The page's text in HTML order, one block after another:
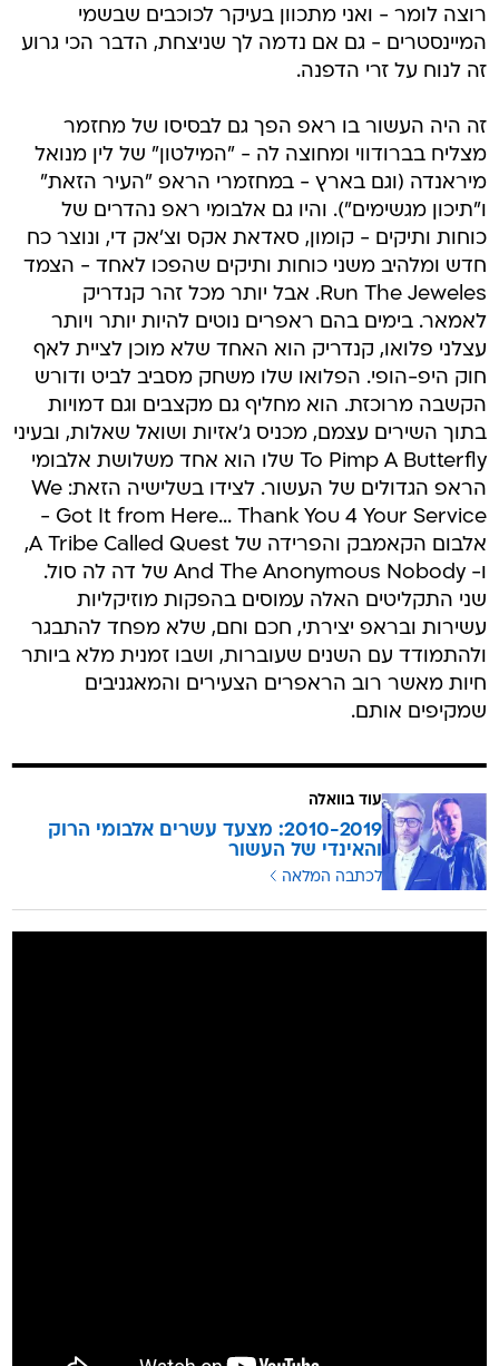
רוצה לומר - ואני מתכוון בעיקר לכוכבים שבשמי
המיינסטרים - גם אם נדמה לך שניצחת, הדבר הכי גרוע
זה לנוח על זרי הדפנה.
זה היה העשור בו ראפ הפך גם לבסיסו של מחזמר
מצליח בברודווי ומחוצה לה - "המילטון" של לין מנואל
מיראנדה (וגם בארץ - במחזמרי הראפ "העיר הזאת"
ו"תיכון מגשימים"). והיו גם אלבומי ראפ נהדרים של
כוחות ותיקים - קומון, סאדאת אקס וצ'אק די, ונוצר כח
חדש ומלהיב משני כוחות ותיקים שהפכו לאחד - הצמד
Run The Jeweles. אבל יותר מכל זהר קנדריק
לאמאר. בימים בהם ראפרים נוטים להיות יותר ויותר
עצלני פלואו, קנדריק הוא האחד שלא מוכן לציית לאף
חוק היפ-הופי. הפלואו שלו משחק מסביב לביט ודורש
הקשבה מרוכזת. הוא מחליף גם מקצבים וגם דמויות
בתוך השירים עצמם, מכניס ג'אזיות ושואל שאלות, ובעיני
To Pimp A Butterfly שלו הוא אחד משלושת אלבומי
הראפ הגדולים של העשור. לצידו בשלישיה הזאת: We
Got It from Here... Thank You 4 Your Service -
אלבום הקאמבק והפרידה של A Tribe Called Quest,
ו- And The Anonymous Nobody של דה לה סול.
שני התקליטים האלה עמוסים בהפקות מוזיקליות
עשירות ובראפ יצירתי, חכם וחם, שלא מפחד להתבגר
ולהתמודד עם השנים שעוברות, ושבו זמנית מלא ביותר
חיות מאשר רוב הראפרים הצעירים והמאגניבים
שמקיפים אותם.
עוד בוואלה
2010-2019: מצעד עשרים אלבומי הרוק
והאינדי של העשור
לכתבה המלאה